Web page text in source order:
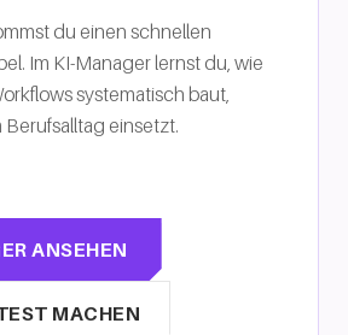
du einen schnellen
Im KI-Manager lernst du, wie
systematisch baut,
einsetzt.
ANSEHEN
MACHEN